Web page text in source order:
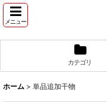
メニュー
カテゴリ
ホーム > 単品追加干物